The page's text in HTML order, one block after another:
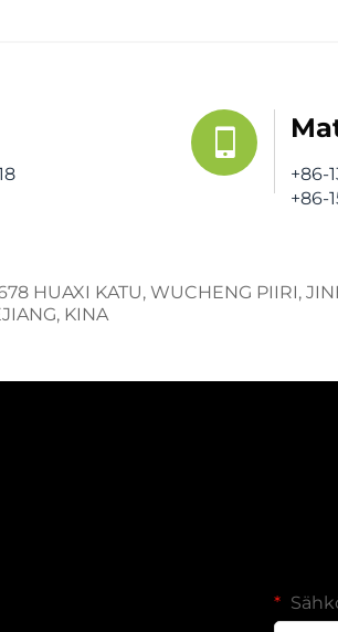
+86-
+86-
HUAXI KATU, WUCHENG PIIRI,
KINA